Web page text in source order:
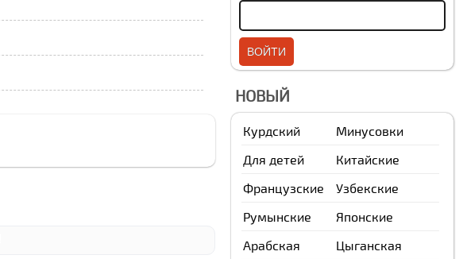
НОВЫЙ
Курдский
Минусовки
Для детей
Китайские
Французские
Узбекские
Румынские
Японские
Арабская
Цыганская